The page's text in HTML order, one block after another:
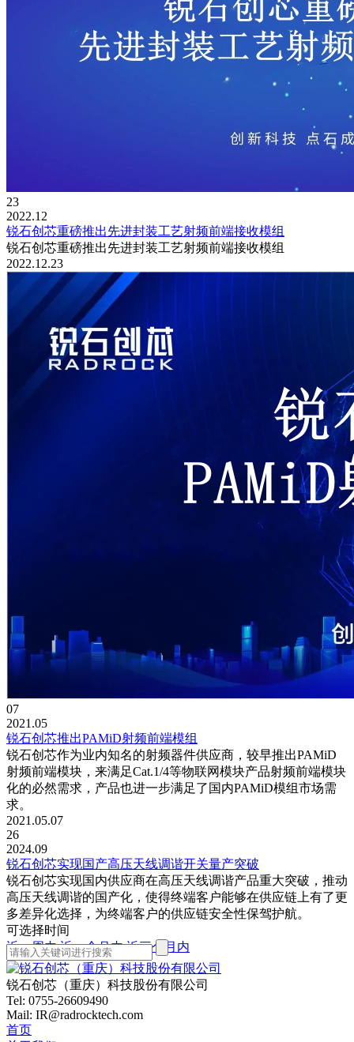
23
2022.12
锐石创芯重磅推出先进封装工艺射频前端接收模组
锐石创芯重磅推出先进封装工艺射频前端接收模组
2022.12.23
07
2021.05
锐石创芯推出PAMiD射频前端模组
锐石创芯作为业内知名的射频器件供应商，较早推出PAMiD
射频前端模块，来满足Cat.1/4等物联网模块产品射频前端模块
化的必然需求，产品也进一步满足了国内PAMiD模组市场需
求。
2021.05.07
26
2024.09
锐石创芯实现国产高压天线调谐开关量产突破
锐石创芯实现国内供应商在高压天线调谐产品重大突破，推动
高压天线调谐的国产化，使得终端客户能够在供应链上有了更
多差异化选择，为终端客户的供应链安全性保驾护航。
可选择时间
近一周内 近一个月内 近三个月内
锐石创芯（重庆）科技股份有限公司
Tel: 0755-26609490
Mail: IR@radrocktech.com
首页